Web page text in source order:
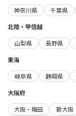
神奈川県
千葉県
北陸・甲信越
山梨県
長野県
東海
岐阜県
静岡県
大阪府
大阪・梅田
新大阪